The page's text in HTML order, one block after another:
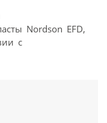
Nordson EFD,
с